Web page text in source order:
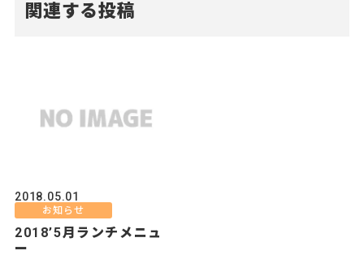
関連する投稿
2018.05.01
お知らせ
2018’5月ランチメニュ
ー